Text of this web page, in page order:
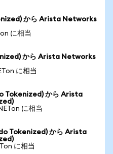
から Arista Networks
に相当
から Arista Networks
に相当
Tokenized) から Arista
に相当
Tokenized) から Arista
に相当